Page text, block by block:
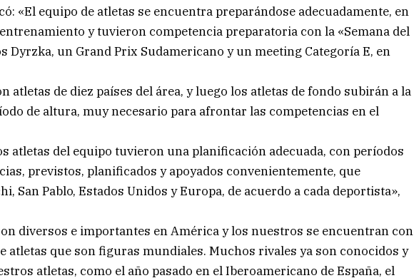
«El equipo de atletas se encuentra preparándose adecuadamente, en
y tuvieron competencia preparatoria con la «Semana del
Dyrzka, un Grand Prix Sudamericano y un meeting Categoría E, en
atletas de diez países del área, y luego los atletas de fondo subirán a la
de altura, muy necesario para afrontar las competencias en el
atletas del equipo tuvieron una planificación adecuada, con períodos
previstos, planificados y apoyados convenientemente, que
San Pablo, Estados Unidos y Europa, de acuerdo a cada deportista»,
diversos e importantes en América y los nuestros se encuentran con
atletas que son figuras mundiales. Muchos rivales ya son conocidos y
atletas, como el año pasado en el Iberoamericano de España, el